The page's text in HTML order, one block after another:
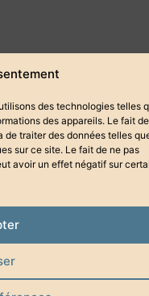
des technologies telles
des appareils. Le fait de
traiter des données telles
sur ce site. Le fait de ne pas
avoir un effet négatif sur